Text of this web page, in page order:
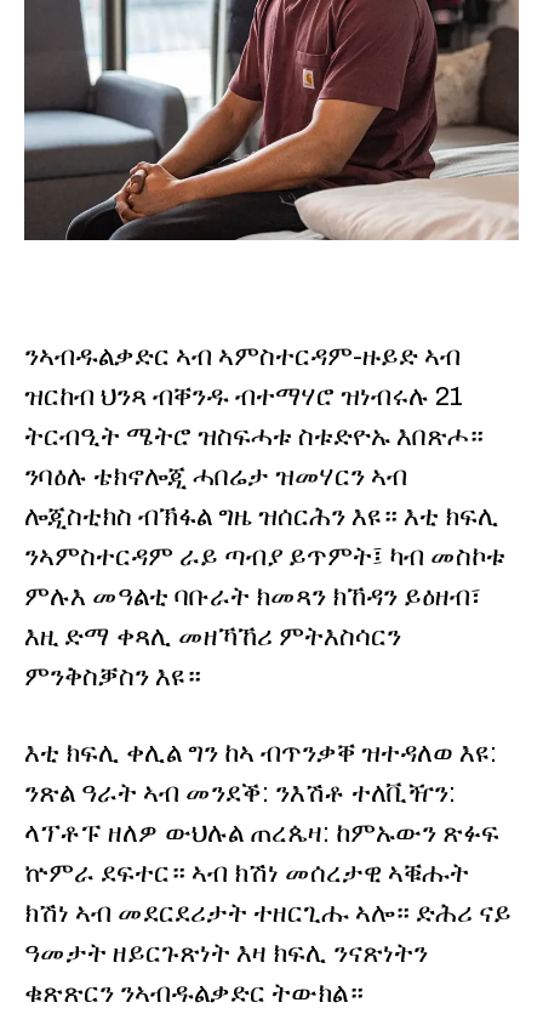
ንኣብዱልቃድር ኣብ ኣምስተርዳም-ዙይድ ኣብ
ዝርከብ ህንጻ ብቐንዱ ብተማሃሮ ዝነብሩሉ 21
ትርብዒት ሜትሮ ዝስፍሓቱ ስቱድዮኡ እበጽሖ።
ንባዕሉ ቴክኖሎጂ ሓበሬታ ዝመሃርን ኣብ
ሎጂስቲክስ ብኽፋል ግዜ ዝሰርሕን እዩ። እቲ ክፍሊ
ንኣምስተርዳም ራይ ጣብያ ይጥምት፤ ካብ መስኮቱ
ምሉእ መዓልቲ ባቡራት ክመጻን ክኸዳን ይዕዘብ፣
እዚ ድማ ቀጻሊ መዘኻኸሪ ምትእስሳርን
ምንቅስቓስን እዩ።
እቲ ክፍሊ ቀሊል ግን ከኣ ብጥንቃቐ ዝተዳለወ እዩ:
ንጽል ዓራት ኣብ መንደቕ: ንእሽቶ ተለቪዥን:
ላፕቶፑ ዘለዎ ውህሉል ጠረጴዛ: ከምኡውን ጽፉፍ
ኵምራ ደፍተር። ኣብ ክሽነ መሰረታዊ ኣቑሑት
ክሽነ ኣብ መደርደሪታት ተዘርጊሑ ኣሎ። ድሕሪ ናይ
ዓመታት ዘይርጉጽነት እዛ ክፍሊ ንናጽነትን
ቁጽጽርን ንኣብዱልቃድር ትውክል።